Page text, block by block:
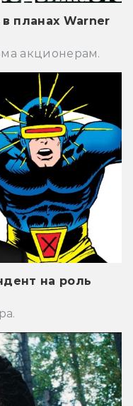
планах Warner
акционерам.
на роль